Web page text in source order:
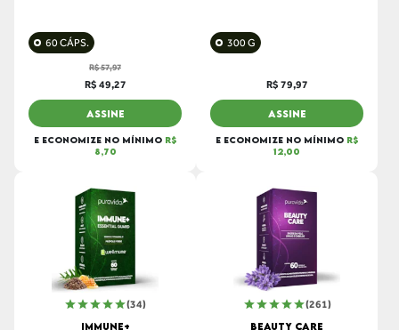
60 CÁPS.
R$ 57,97
R$ 49,27
ASSINE
E ECONOMIZE NO MÍNIMO R$
8,70
300 G
R$ 79,97
ASSINE
E ECONOMIZE NO MÍNIMO R$
12,00
(34)
IMMUNE+
(261)
BEAUTY CARE